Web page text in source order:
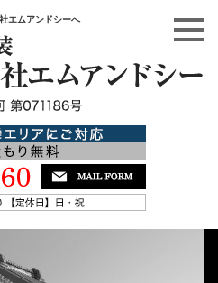
エムアンドシーへ